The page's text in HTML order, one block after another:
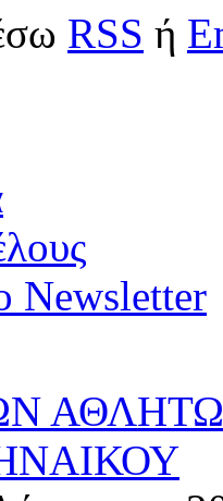
RSS ή
Newsletter